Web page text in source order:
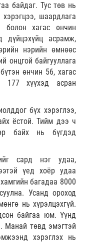
байдаг. Тус төв нь
шаардлага
болон хагас өнчин
дүйцэхүйц асрамж,
нэрийн өмнөөс
онцгой байгууллага
өнчин 56, хагас
хүүхэд асран
бүх хэрэглээ,
ёстой. Тийм дээ ч
байх нь бүгдэд
сард нэг удаа,
үед хоёр удаа
багадаа 8000
Усанд ороход
нь хүрэлцэхгүй.
байгаа юм. Үүнд
Манай төвд эмэгтэй
хэрэглэх нь